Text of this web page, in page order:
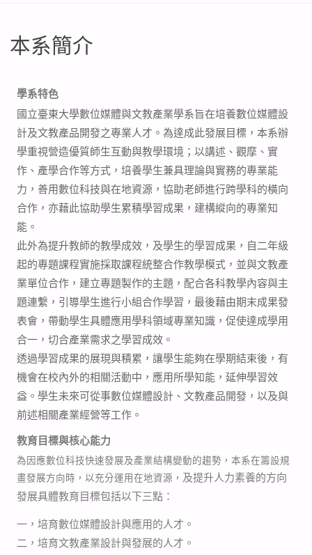
本系簡介
學系特色
國立臺東大學數位媒體與文教產業學系旨在培養數位媒體設
計及文教產品開發之專業人才。為達成此發展目標，本系辦
學重視營造優質師生互動與教學環境；以講述、觀摩、實
作、產學合作等方式，培養學生兼具理論與實務的專業能
力，善用數位科技與在地資源，協助老師進行跨學科的橫向
合作，亦藉此協助學生累積學習成果，建構縱向的專業知
能。
此外為提升教師的教學成效，及學生的學習成果，自二年級
起的專題課程實施採取課程統整合作教學模式，並與文教產
業單位合作，建立專題製作的主題，配合各科教學內容與主
題連繫，引導學生進行小組合作學習，最後藉由期末成果發
表會，帶動學生具體應用學科領域專業知識，促使達成學用
合一，切合產業需求之學習成效。
透過學習成果的展現與積累，讓學生能夠在學期結束後，有
機會在校內外的相關活動中，應用所學知能，延伸學習效
益。學生未來可從事數位媒體設計、文教產品開發，以及與
前述相關產業經營等工作。
教育目標與核心能力
為因應數位科技快速發展及產業結構變動的趨勢，本系在籌設規
畫發展方向時，以充分運用在地資源， 及提升人力素養的方向
發展具體教育目標包括以下三點：
一，培育數位媒體設計與應用的人才。
二，培育文教產業設計與發展的人才。